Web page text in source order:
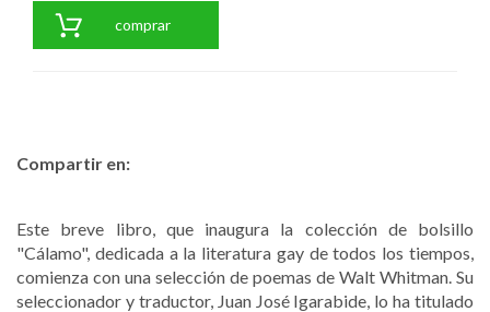
comprar
Compartir en:
Este breve libro, que inaugura la colección de bolsillo
"Cálamo", dedicada a la literatura gay de todos los tiempos,
comienza con una selección de poemas de Walt Whitman. Su
seleccionador y traductor, Juan José Igarabide, lo ha titulado